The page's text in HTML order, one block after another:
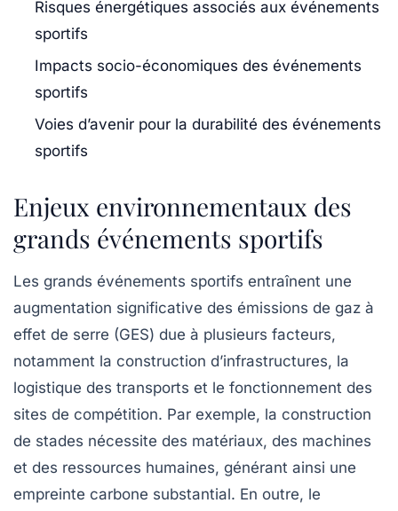
Risques énergétiques associés aux événements
sportifs
Impacts socio-économiques des événements
sportifs
Voies d’avenir pour la durabilité des événements
sportifs
Enjeux environnementaux des
grands événements sportifs
Les grands événements sportifs entraînent une
augmentation significative des émissions de gaz à
effet de serre (GES) due à plusieurs facteurs,
notamment la construction d’infrastructures, la
logistique des transports et le fonctionnement des
sites de compétition. Par exemple, la construction
de stades nécessite des matériaux, des machines
et des ressources humaines, générant ainsi une
empreinte carbone substantial. En outre, le